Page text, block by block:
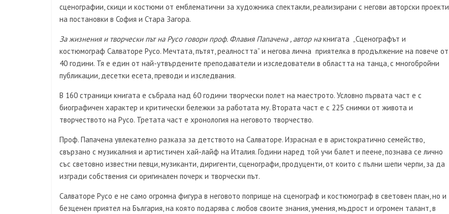
сценографии, скици и костюми от емблематични за художника спектакли, реализирани с негови авторски проекти
на постановки в София и Стара Загора.
За жизнения и творчески път на Русо говори проф. Флавия Папачена , автор накнигата „Сценографът и
костюмограф Салваторе Русо. Мечтата, пътят, реалността” и негова лична приятелка в продължение на повече от
40 години. Тя е един от най-утвърдените преподаватели и изследователи в областта на танца, с многобройни
публикации, десетки есета, преводи и изследвания.
В 160 страници книгата е събрала над 60 години творчески полет на маестрото. Условно първата част е с
биографичен характер и критически бележки за работата му. Втората част е с 225 снимки от живота и
творчеството на Русо. Третата част е хронология на неговото творчество.
Проф. Папачена увлекателно разказа за детството на Салваторе. Израснал е в аристократично семейство,
свързано с музикалния и артистичен хай-лайф на Италия. Години наред той учи балет и пеене, познава се лично
със световно известни певци, музиканти, диригенти, сценографи, продуценти, от които с пълни шепи черпи, за да
изгради собствения си оригинален почерк и творчески път.
Салваторе Русо е не само огромна фигура в неговото поприще на сценограф и костюмограф в световен план, но и
безценен приятел на България, на която подарява с любов своите знания, умения, мъдрост и огромен талант, в